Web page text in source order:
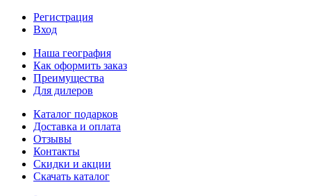
Регистрация
Вход
Наша география
Как оформить заказ
Преимущества
Для дилеров
Каталог подарков
Доставка и оплата
Отзывы
Контакты
Скидки и акции
Скачать каталог